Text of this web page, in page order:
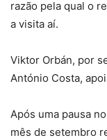
razão pela qual o
a visita aí.
Viktor Orbán, por
António Costa,
Após uma pausa
mês de setembro